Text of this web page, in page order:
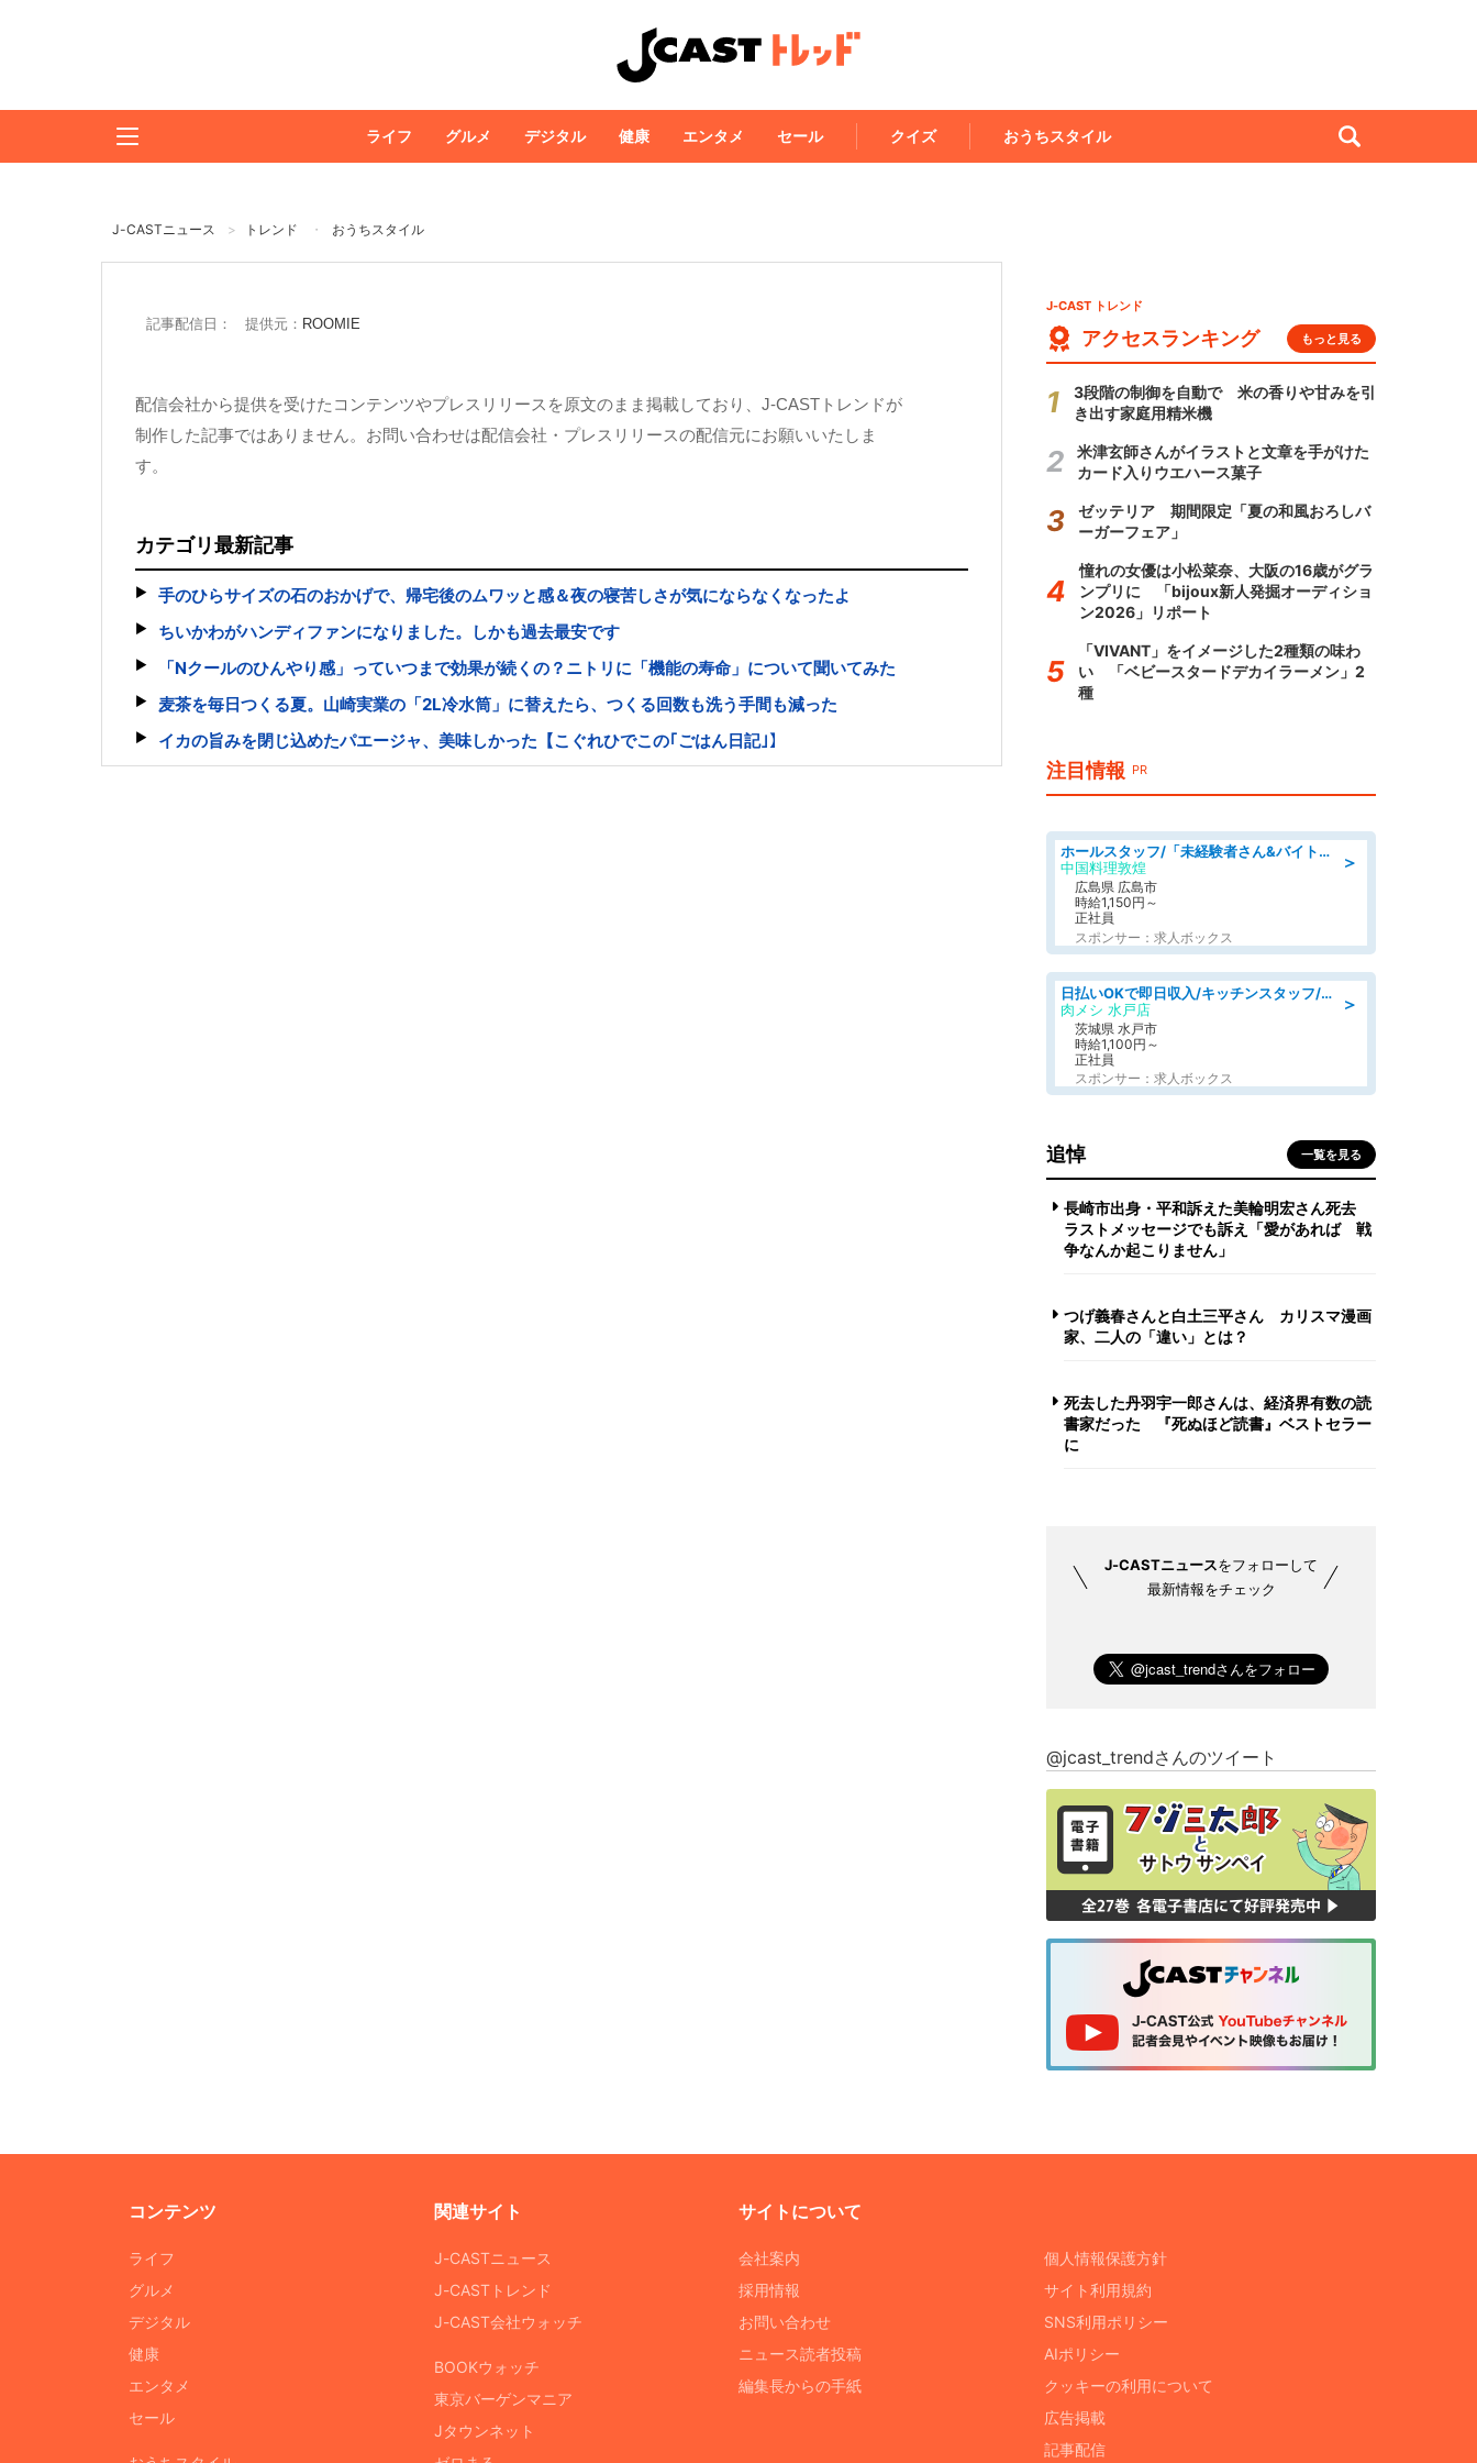
ライフ グルメ デジタル 健康 エンタメ セール クイズ おうちスタイル
J-CASTニュース トレンド おうちスタイル
記事配信日： 提供元： ROOMIE
配信会社から提供を受けたコンテンツやプレスリリースを原文のまま掲載しており、J-CASTトレンドが
制作した記事ではありません。お問い合わせは配信会社・プレスリリースの配信元にお願いいたしま
す。
カテゴリ最新記事
手のひらサイズの石のおかげで、帰宅後のムワッと感＆夜の寝苦しさが気にならなくなったよ
ちいかわがハンディファンになりました。しかも過去最安です
「Nクールのひんやり感」っていつまで効果が続くの？ニトリに「機能の寿命」について聞いてみた
麦茶を毎日つくる夏。山崎実業の「2L冷水筒」に替えたら、つくる回数も洗う手間も減った
イカの旨みを閉じ込めたパエージャ、美味しかった【こぐれひでこの｢ごはん日記｣】
J-CAST トレンド
アクセスランキング もっと見る
3段階の制御を自動で 米の香りや甘みを引
き出す家庭用精米機
米津玄師さんがイラストと文章を手がけた
カード入りウエハース菓子
ゼッテリア 期間限定「夏の和風おろしバ
ーガーフェア」
憧れの女優は小松菜奈、大阪の16歳がグラ
ンプリに 「bijoux新人発掘オーディショ
ン2026」リポート
「VIVANT」をイメージした2種類の味わ
い 「ベビースタードデカイラーメン」2
種
注目情報 PR
＞
ホールスタッフ/「未経験者さん&バイトデビューも大歓迎」残業ほぼなし×1日3時間〜勤務OK!フォロー体制も充実/広島県/広島市南区
中国料理敦煌
広島県 広島市
時給1,150円～
正社員
スポンサー：求人ボックス
＞
日払いOKで即日収入/キッチンスタッフ/「原付免許必須」デリバリー業務など、自己成長可能な幅広い仕事に挑戦!髪型自由&ピアス・ネイルOK/茨城県/水戸市
肉メシ 水戸店
茨城県 水戸市
時給1,100円～
正社員
スポンサー：求人ボックス
追悼 一覧を見る
長崎市出身・平和訴えた美輪明宏さん死去
ラストメッセージでも訴え「愛があれば 戦
争なんか起こりません」
つげ義春さんと白土三平さん カリスマ漫画
家、二人の「違い」とは？
死去した丹羽宇一郎さんは、経済界有数の読
書家だった 『死ぬほど読書』ベストセラー
に
J-CASTニュースをフォローして
最新情報をチェック
@jcast_trendさんのツイート
コンテンツ
ライフ
グルメ
デジタル
健康
エンタメ
セール
関連サイト
J-CASTニュース
J-CASTトレンド
J-CAST会社ウォッチ
BOOKウォッチ
東京バーゲンマニア
Jタウンネット
サイトについて
会社案内
採用情報
お問い合わせ
ニュース読者投稿
編集長からの手紙
個人情報保護方針
サイト利用規約
SNS利用ポリシー
AIポリシー
クッキーの利用について
広告掲載
記事配信